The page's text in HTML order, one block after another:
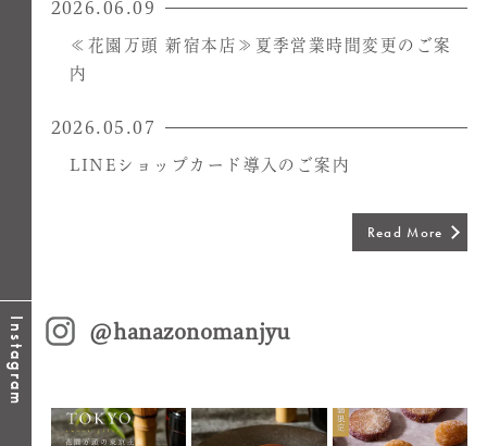
2026.06.09
≪花園万頭 新宿本店≫夏季営業時間変更のご案
内
2026.05.07
LINEショップカード導入のご案内
Read More
Instagram @hanazonomanjyu